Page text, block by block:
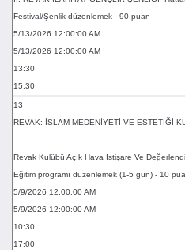
Festival/Şenlik düzenlemek - 90 puan
5/13/2026 12:00:00 AM
5/13/2026 12:00:00 AM
13:30
15:30
13
REVAK: İSLAM MEDENİYETİ VE ESTETİĞİ
Revak Kulübü Açık Hava İstişare Ve
Eğitim programı düzenlemek (1-5 gün) - 10 pua
5/9/2026 12:00:00 AM
5/9/2026 12:00:00 AM
10:30
17:00